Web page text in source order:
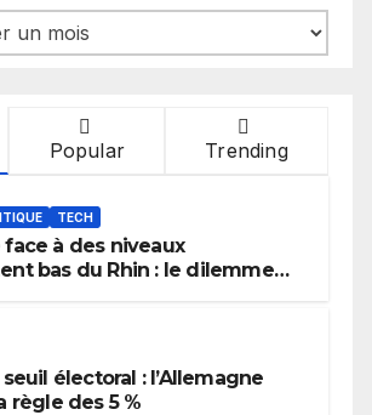
Popular Trending
TECH
face à des niveaux
bas du Rhin : le dilemme
électoral : l’Allemagne
règle des 5 %